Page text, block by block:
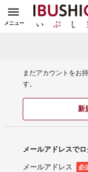
メニュー
まだアカウントをお
す。
新
メールアドレスで
メールアドレス 必